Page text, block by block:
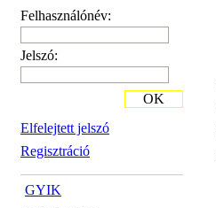
Felhasználónév:
Jelszó:
Elfelejtett jelszó
Regisztráció
OK
GYIK